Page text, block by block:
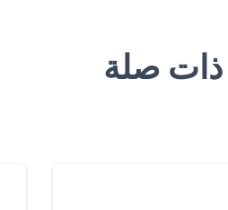
ذات صلة